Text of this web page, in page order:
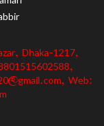
Dhaka-1217,
Web: